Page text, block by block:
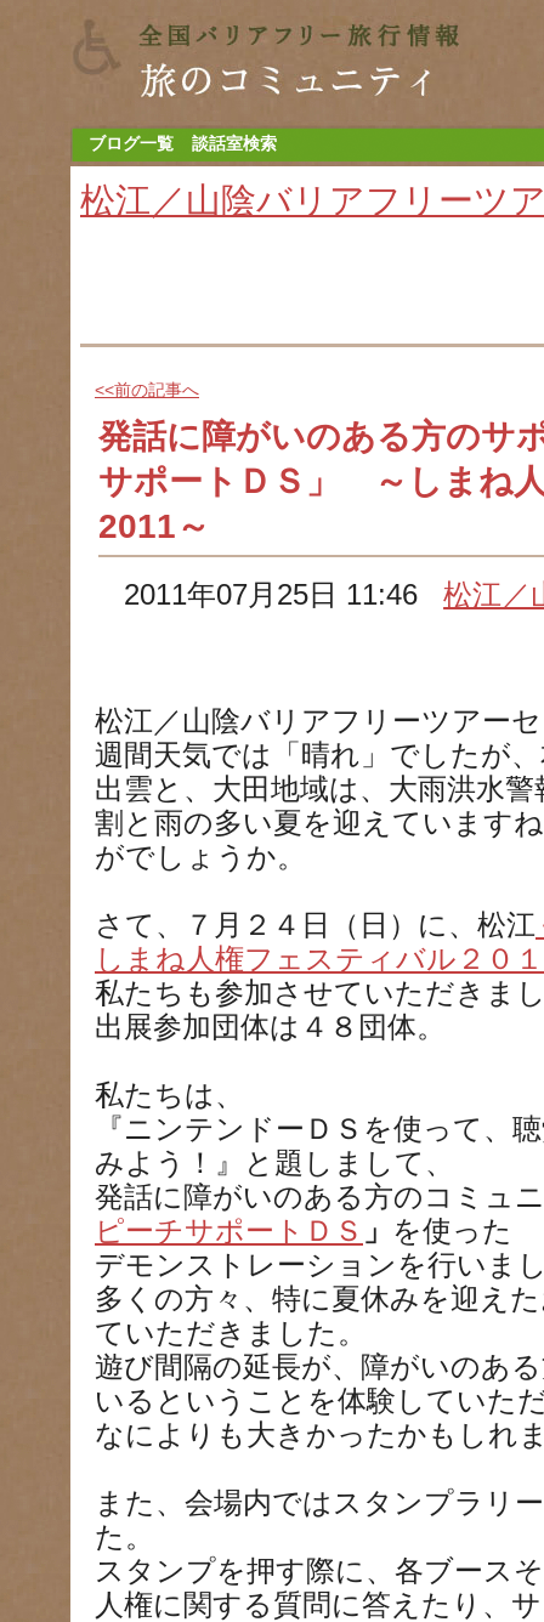
ブログ一覧 談話室検索
松江／山陰バリアフリーツ
<<前の記事へ
発話に障がいのある方のサ
サポートＤＳ」 ～しまね
2011～
2011年07月25日 11:46松江／
松江／山陰バリアフリーツアー
週間天気では「晴れ」でしたが
出雲と、大田地域は、大雨洪水
割と雨の多い夏を迎えています
がでしょうか。
さて、７月２４日（日）に、松江
しまね人権フェスティバル２０
私たちも参加させていただきま
出展参加団体は４８団体。
私たちは、
『ニンテンドーＤＳを使って、
みよう！』と題しまして、
発話に障がいのある方のコミュ
ピーチサポートＤＳ 」 を使った
デモンストレーションを行いま
多くの方々、特に夏休みを迎え
ていただきました。
遊び間隔の延長が、障がいのあ
いるということを体験していた
なによりも大きかったかもしれ
また、会場内ではスタンプラリ
た。
スタンプを押す際に、各ブース
人権に関する質問に答えたり、